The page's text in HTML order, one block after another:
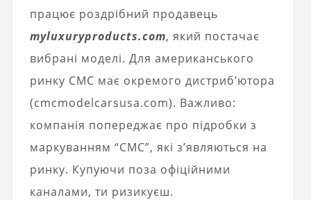
працює роздрібний продавець
myluxuryproducts.com, який постачає
вибрані моделі. Для американського
ринку CMC має окремого дистриб’ютора
(cmcmodelcarsusa.com). Важливо:
компанія попереджає про підробки з
маркуванням “CMC”, які з’являються на
ринку. Купуючи поза офіційними
каналами, ти ризикуєш.